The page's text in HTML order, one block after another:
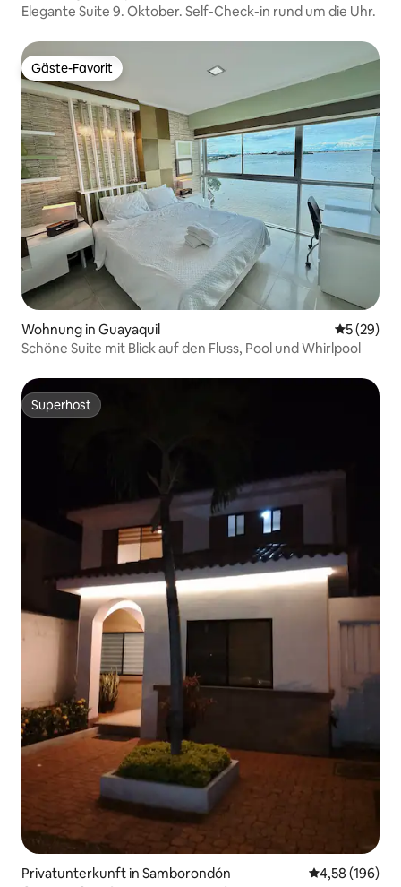
Elegante Suite 9. Oktober. Self-Check-in rund um die Uhr.
Gäste-Favorit
Gäste-Favorit
Wohnung in Guayaquil
5 (29)
Schöne Suite mit Blick auf den Fluss, Pool und Whirlpool
Superhost
Superhost
Privatunterkunft in Samborondón
4,58 (196)